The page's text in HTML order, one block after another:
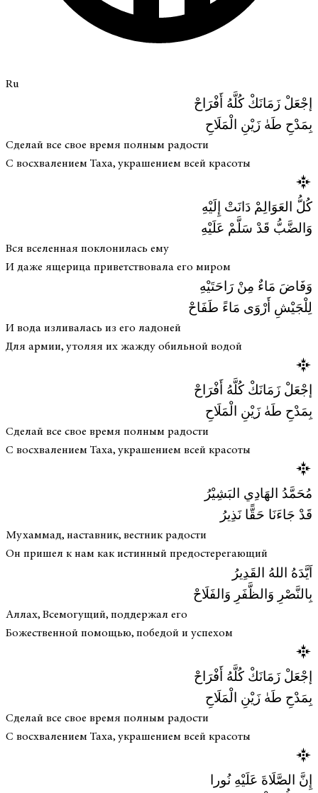
Ru
إجْعَلْ زَمَانَكْ كُلَّهُ أَفْرَاحْ
بِمَدْحِ طَهٰ زَيْنِ الْمَلَاحِ
Сделай все свое время полным радости
С восхвалением Таха, украшением всей красоты
كُلُّ العَوَالِمْ دَانَتْ إِلَيْهِ
وَالضَّبُّ قَدْ سَلَّمْ عَلَيْهِ
Вся вселенная поклонилась ему
И даже ящерица приветствовала его миром
وَفَاضَ مَاءٌ مِنْ رَاحَتَيْهِ
لِلْجَيْشِ أَرْوَى مَاءً طَفَاحْ
И вода изливалась из его ладоней
Для армии, утоляя их жажду обильной водой
إجْعَلْ زَمَانَكْ كُلَّهُ أَفْرَاحْ
بِمَدْحِ طَهٰ زَيْنِ الْمَلَاحِ
Сделай все свое время полным радости
С восхвалением Таха, украшением всей красоты
مُحَمَّدُ الهَادِي البَشِيْرُ
قَدْ جَاءَنَا حَقًّا نَذِيرُ
Мухаммад, наставник, вестник радости
Он пришел к нам как истинный предостерегающий
اَيَّدَهُ اللهُ القَدِيرُ
بِالنَّصْرِ وَالظَّفَرِ وَالفَلَاحْ
Аллах, Всемогущий, поддержал его
Божественной помощью, победой и успехом
إجْعَلْ زَمَانَكْ كُلَّهُ أَفْرَاحْ
بِمَدْحِ طَهٰ زَيْنِ الْمَلَاحِ
Сделай все свое время полным радости
С восхвалением Таха, украшением всей красоты
إِنَّ الصَّلَاةَ عَلَيْهِ نُورا